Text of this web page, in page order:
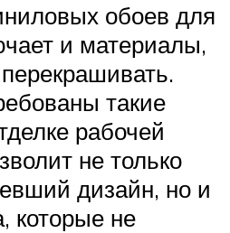
обоев для
и материалы,
такие
рабочей
не только
дизайн, но и
которые не